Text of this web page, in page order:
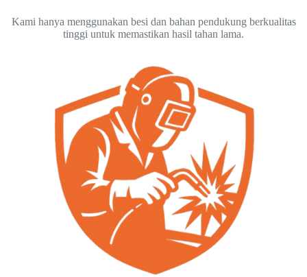
Kami hanya menggunakan besi dan bahan pendukung berkualitas
tinggi untuk memastikan hasil tahan lama.